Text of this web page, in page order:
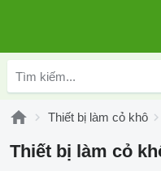
Thiết bị làm cỏ khô
Thiết bị làm cỏ